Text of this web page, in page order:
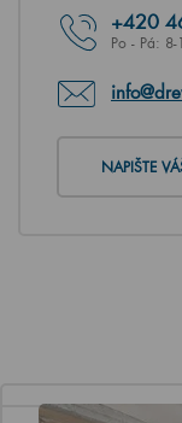
+420
Po - Pá:
NAPIŠTE